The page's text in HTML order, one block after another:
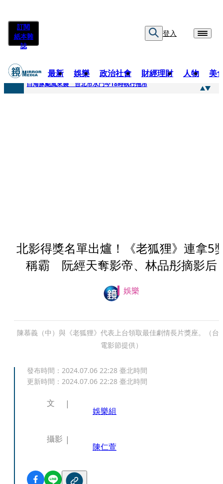
訂閱
紙本雜
誌
登入
最新 娛樂 政治社會 財經理財 人物 美
快訊
白海豚颱風來襲 台北市水門今18時執行拖吊
北影得獎名單出爐！《老狐狸》連拿5
稱霸 阮經天奪影帝、林品彤摘影后
娛樂
陳慕義（中）與《老狐狸》代表上台領取最佳劇情長片獎座。（台
電影節提供）
發布時間： 2024.07.06 22:28 臺北時間
更新時間： 2024.07.06 22:28 臺北時間
文
娛樂組
攝影
陳仁萱